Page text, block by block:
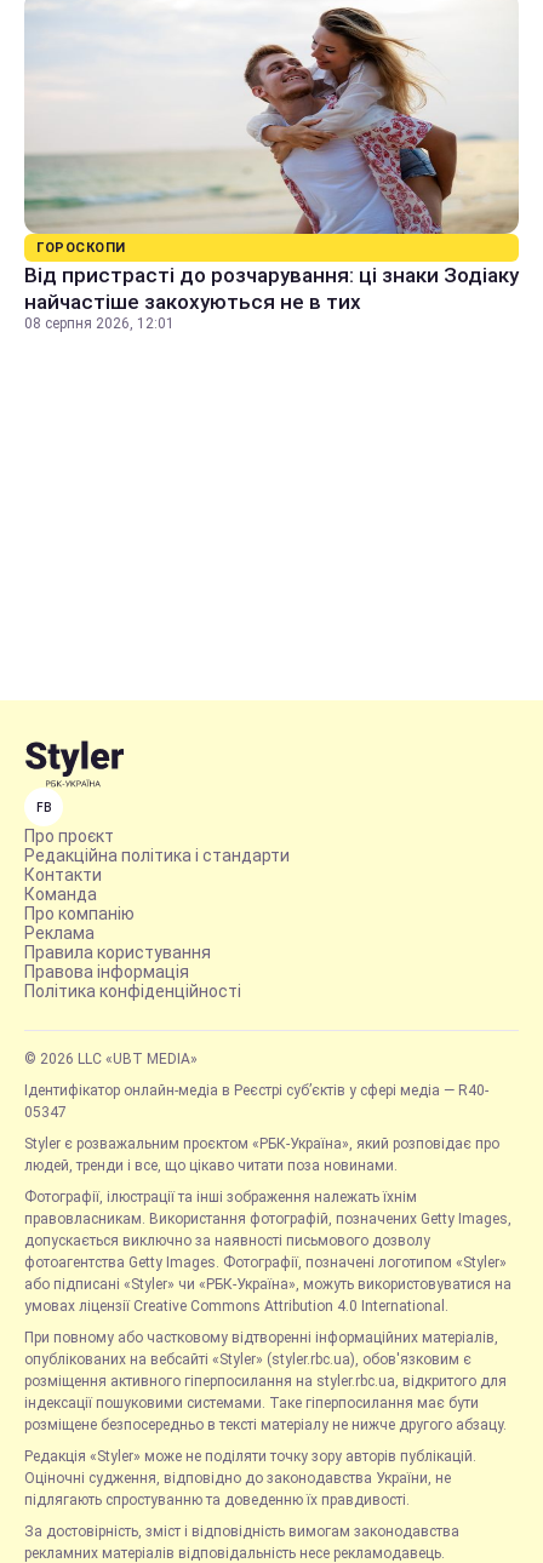
ГОРОСКОПИ
Від пристрасті до розчарування: ці знаки Зодіаку
найчастіше закохуються не в тих
08 серпня 2026, 12:01
FB
Про проєкт
Редакційна політика і стандарти
Контакти
Команда
Про компанію
Реклама
Правила користування
Правова інформація
Політика конфіденційності
© 2026 LLC «UBT MEDIA»
Ідентифікатор онлайн-медіа в Реєстрі суб’єктів у сфері медіа — R40-
05347
Styler є розважальним проєктом «РБК-Україна», який розповідає про
людей, тренди і все, що цікаво читати поза новинами.
Фотографії, ілюстрації та інші зображення належать їхнім
правовласникам. Використання фотографій, позначених Getty Images,
допускається виключно за наявності письмового дозволу
фотоагентства Getty Images. Фотографії, позначені логотипом «Styler»
або підписані «Styler» чи «РБК-Україна», можуть використовуватися на
умовах ліцензії Creative Commons Attribution 4.0 International.
При повному або частковому відтворенні інформаційних матеріалів,
опублікованих на вебсайті «Styler» (styler.rbc.ua), обов'язковим є
розміщення активного гіперпосилання на styler.rbc.ua, відкритого для
індексації пошуковими системами. Таке гіперпосилання має бути
розміщене безпосередньо в тексті матеріалу не нижче другого абзацу.
Редакція «Styler» може не поділяти точку зору авторів публікацій.
Оціночні судження, відповідно до законодавства України, не
підлягають спростуванню та доведенню їх правдивості.
За достовірність, зміст і відповідність вимогам законодавства
рекламних матеріалів відповідальність несе рекламодавець.